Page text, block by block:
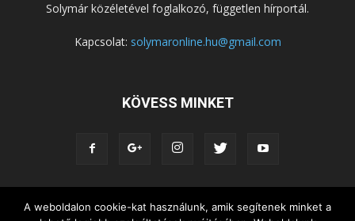
Solymár közéletével foglalkozó, független hírportál.
Kapcsolat: solymaronline.hu@gmail.com
KÖVESS MINKET
KÖZÉLET KÖZÖSSÉGEK
SZABADIDŐ
A weboldalon cookie-kat használunk, amik segítenek minket a